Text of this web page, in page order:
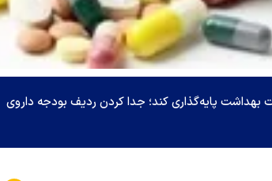
پایه‌گذاری کند؛ جدا کردن ردیف بودجه داروی